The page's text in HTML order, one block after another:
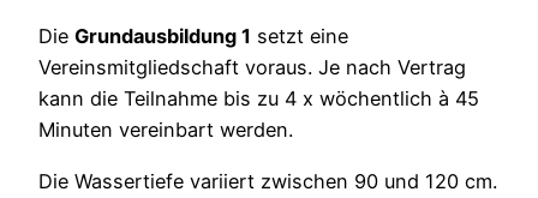
Die Grundausbildung 1 setzt eine
Vereinsmitgliedschaft voraus. Je nach Vertrag
kann die Teilnahme bis zu 4 x wöchentlich à 45
Minuten vereinbart werden.
Die Wassertiefe variiert zwischen 90 und 120 cm.